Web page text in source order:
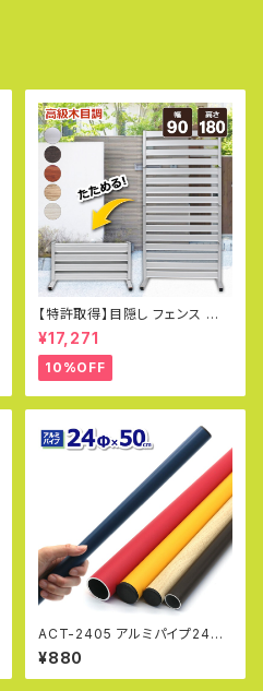
【特許取得】目隠し フェンス 折り
たたみ式 オレフェンス 幅90×高
さ180cm 選べる4色 アルミ 柱
門扉 アルミフェンス 四つ折り O
F0918
¥17,271
10%OFF
ACT-2405 アルミパイプ24Φ
直径24mm×50cm 厚み2.0〜
2.3mm DIY 工作 丸パイプ 金
属素材 加工 単管パイプ 補修 ア
¥880